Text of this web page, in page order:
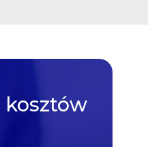
kosztów